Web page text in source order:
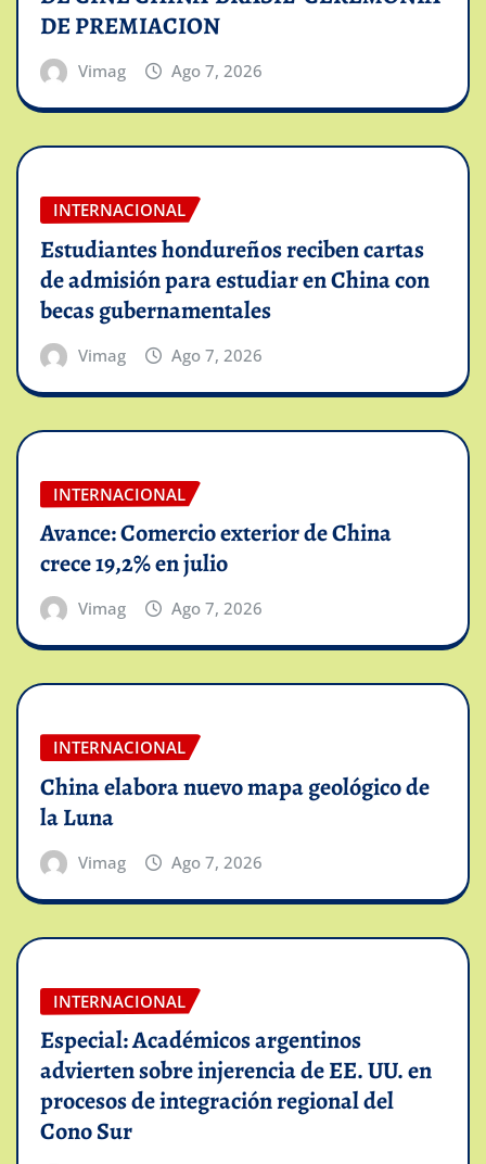
DE PREMIACION
Vimag Ago 7, 2026
INTERNACIONAL
Estudiantes hondureños reciben cartas
de admisión para estudiar en China con
becas gubernamentales
Vimag Ago 7, 2026
INTERNACIONAL
Avance: Comercio exterior de China
crece 19,2% en julio
Vimag Ago 7, 2026
INTERNACIONAL
China elabora nuevo mapa geológico de
la Luna
Vimag Ago 7, 2026
INTERNACIONAL
Especial: Académicos argentinos
advierten sobre injerencia de EE. UU. en
procesos de integración regional del
Cono Sur